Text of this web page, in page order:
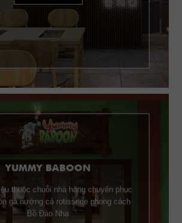
YUMMY BABOON
thuộc chuỗi nhà hàng chuyên phục
gà nướng cà rotisserie phong cách
Bồ Đào Nha